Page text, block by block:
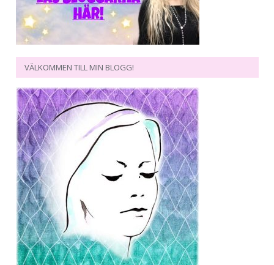
VÄLKOMMEN TILL MIN BLOGG!